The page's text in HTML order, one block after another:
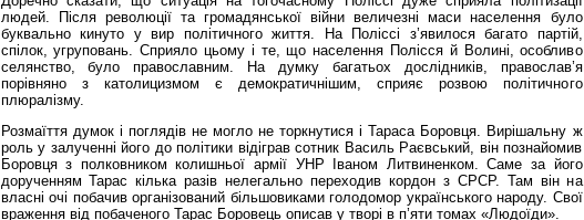
людей. Після революції та громадянської війни величезні маси населення було
буквально кинуто у вир політичного життя. На Поліссі з’явилося багато партій,
спілок, угруповань. Сприяло цьому і те, що населення Полісся й Волині, особливо
селянство, було православним. На думку багатьох дослідників, православ’я
порівняно з католицизмом є демократичнішим, сприяє розвою політичного
плюралізму.
Розмаїття думок і поглядів не могло не торкнутися і Тараса Боровця. Вирішальну ж
роль у залученні його до політики відіграв сотник Василь Раєвський, він познайомив
Боровця з полковником колишньої армії УНР Іваном Литвиненком. Саме за його
дорученням Тарас кілька разів нелегально переходив кордон з СРСР. Там він на
власні очі побачив організований більшовиками голодомор українського народу. Свої
враження від побаченого Тарас Боровець описав у творі в п’яти томах «Людоїди».